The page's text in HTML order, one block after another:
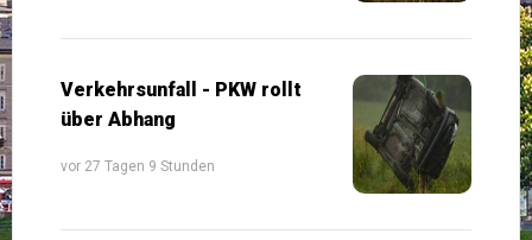
Verkehrsunfall - PKW rollt
über Abhang
vor 27 Tagen 9 Stunden